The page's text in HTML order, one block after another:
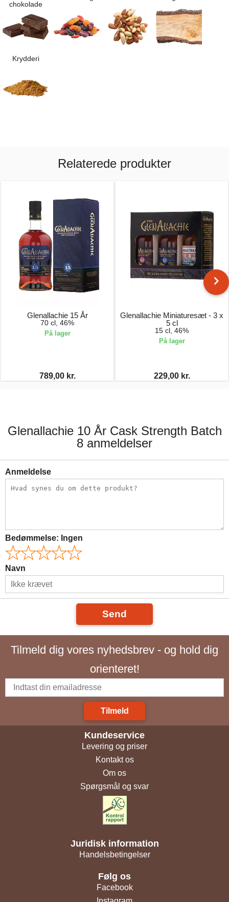
chokolade
Krydderi
Relaterede produkter
Glenallachie 15 År
70 cl, 46%
På lager
789,00 kr.
Glenallachie Miniaturesæt - 3 x
5 cl
15 cl, 46%
På lager
229,00 kr.
Glenallachie 10 År Cask Strength Batch
8 anmeldelser
Anmeldelse
Bedømmelse: Ingen
Navn
Send
Tilmeld dig vores nyhedsbrev - og hold dig
orienteret!
Tilmeld
Kundeservice
Levering og priser
Kontakt os
Om os
Spørgsmål og svar
Juridisk information
Handelsbetingelser
Følg os
Facebook